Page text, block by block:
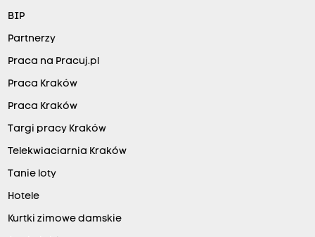
BIP
Partnerzy
Praca na Pracuj.pl
Praca Kraków
Praca Kraków
Targi pracy Kraków
Telekwiaciarnia Kraków
Tanie loty
Hotele
Kurtki zimowe damskie